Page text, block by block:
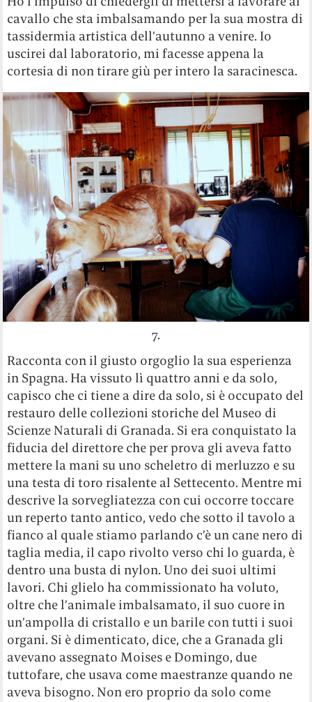
cavallo che sta imbalsamando per la sua mostra di
tassidermia artistica dell’autunno a venire. Io
uscirei dal laboratorio, mi facesse appena la
cortesia di non tirare giù per intero la saracinesca.
7.
Racconta con il giusto orgoglio la sua esperienza
in Spagna. Ha vissuto lì quattro anni e da solo,
capisco che ci tiene a dire da solo, si è occupato del
restauro delle collezioni storiche del Museo di
Scienze Naturali di Granada. Si era conquistato la
fiducia del direttore che per prova gli aveva fatto
mettere la mani su uno scheletro di merluzzo e su
una testa di toro risalente al Settecento. Mentre mi
descrive la sorvegliatezza con cui occorre toccare
un reperto tanto antico, vedo che sotto il tavolo a
fianco al quale stiamo parlando c’è un cane nero di
taglia media, il capo rivolto verso chi lo guarda, è
dentro una busta di nylon. Uno dei suoi ultimi
lavori. Chi glielo ha commissionato ha voluto,
oltre che l’animale imbalsamato, il suo cuore in
un’ampolla di cristallo e un barile con tutti i suoi
organi. Si è dimenticato, dice, che a Granada gli
avevano assegnato Moises e Domingo, due
tuttofare, che usava come maestranze quando ne
aveva bisogno. Non ero proprio da solo come